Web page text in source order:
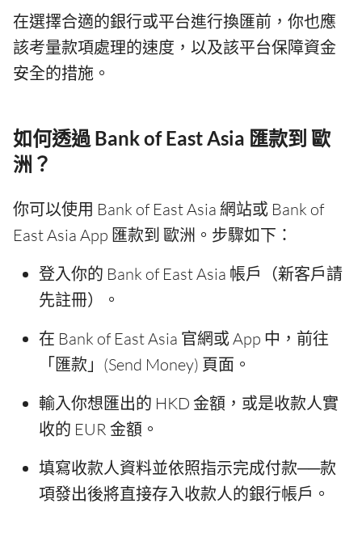
在選擇合適的銀行或平台進行換匯前，你也應
該考量款項處理的速度，以及該平台保障資金
安全的措施。
如何透過 Bank of East Asia 匯款到 歐
洲？
你可以使用 Bank of East Asia 網站或 Bank of
East Asia App 匯款到 歐洲。步驟如下：
登入你的 Bank of East Asia 帳戶（新客戶請
先註冊）。
在 Bank of East Asia 官網或 App 中，前往
「匯款」(Send Money) 頁面。
輸入你想匯出的 HKD 金額，或是收款人實
收的 EUR 金額。
填寫收款人資料並依照指示完成付款──款
項發出後將直接存入收款人的銀行帳戶。